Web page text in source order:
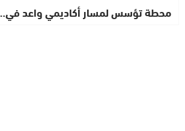
محطة تؤسس لمسار أكاديمي واعد